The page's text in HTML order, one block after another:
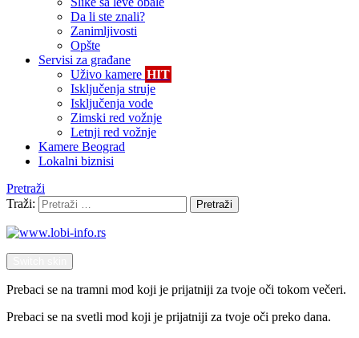
Da li ste znali?
Zanimljivosti
Opšte
Servisi za građane
Uživo kamere HIT
Isključenja struje
Isključenja vode
Zimski red vožnje
Letnji red vožnje
Kamere Beograd
Lokalni biznisi
Pretraži
Traži:
Pretraži
Prebaci se na tramni mod koji je prijatniji za tvoje oči tokom večeri.
Prebaci se na svetli mod koji je prijatniji za tvoje oči preko dana.